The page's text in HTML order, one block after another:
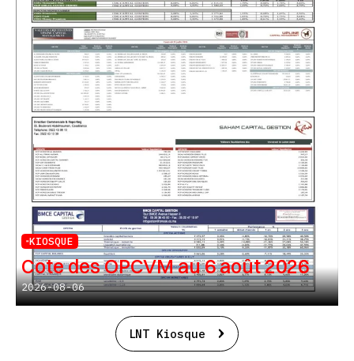
KIOSQUE
Cote des OPCVM au 6 août 2026
2026-08-06
LNT Kiosque